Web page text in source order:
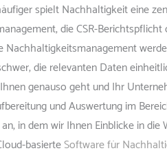
spielt Nachhaltigkeit eine
die CSR-
Nachhaltigkeitsmanagement
die relevanten Daten
genauso geht und Ihr
und Auswertung im
in dem wir Ihnen Einblicke in
basierteSoftware für